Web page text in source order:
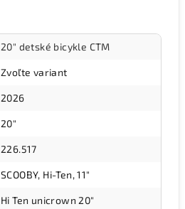
20" detské bicykle CTM
Zvoľte variant
2026
20"
226.517
SCOOBY, Hi-Ten, 11"
Hi Ten unicrown 20"